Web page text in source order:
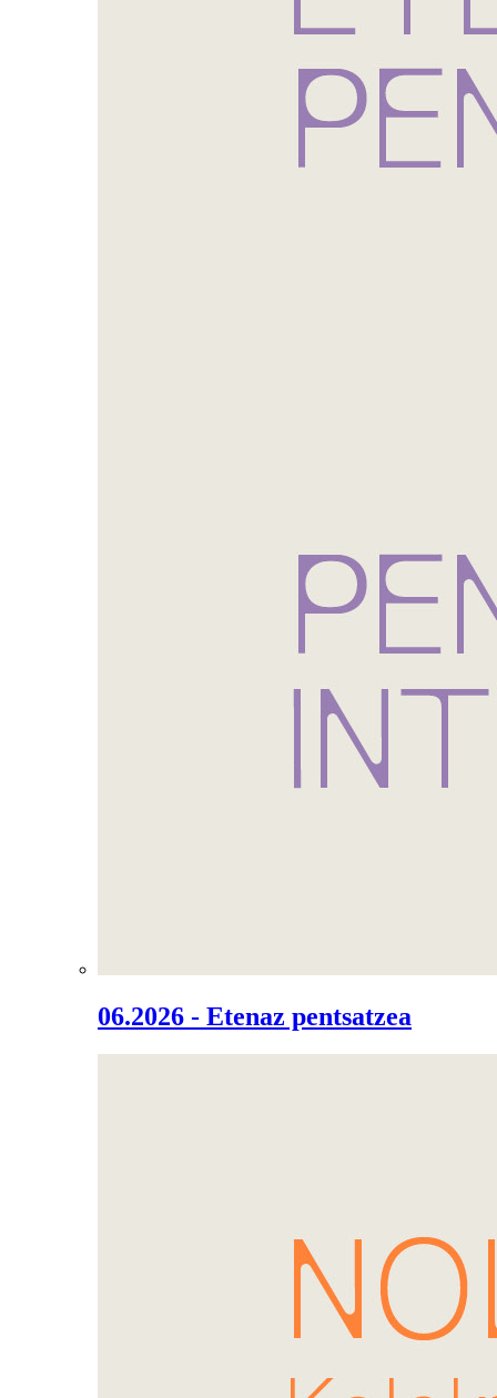
06.2026 - Etenaz pentsatzea